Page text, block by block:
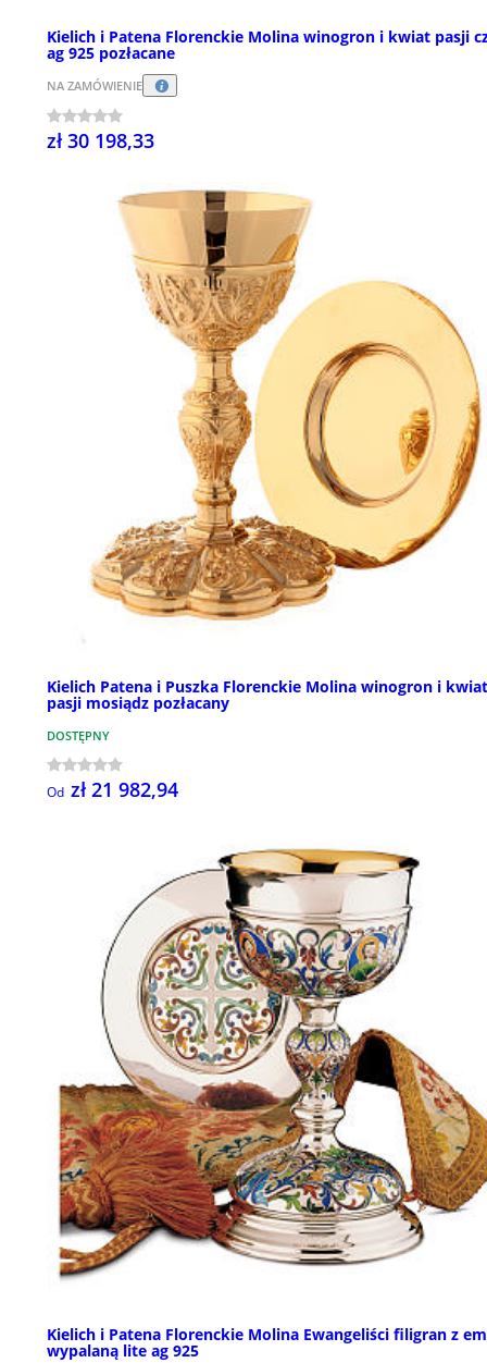
Kielich i Patena Florenckie Molina winogron i kwiat pasji
ag 925 pozłacane
NA ZAMÓWIENIE
zł 30 198,33
Kielich Patena i Puszka Florenckie Molina winogron i kwiat
pasji mosiądz pozłacany
DOSTĘPNY
Od zł 21 982,94
Kielich i Patena Florenckie Molina Ewangeliści filigran z
wypalaną lite ag 925